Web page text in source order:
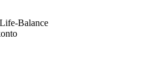
Balance